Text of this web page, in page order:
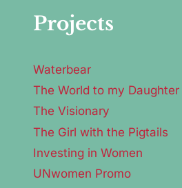
Projects
Waterbear
The World to my Daughter
The Visionary
The Girl with the Pigtails
Investing in Women
UNwomen Promo